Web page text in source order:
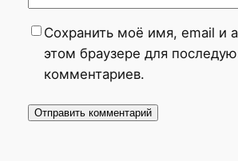
Сохранить моё имя, email и
этом браузере для
комментариев.